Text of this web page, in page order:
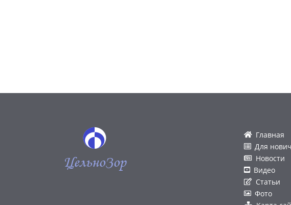
ЦельноЗор
Главная
Для
Новости
Видео
Статьи
Фото